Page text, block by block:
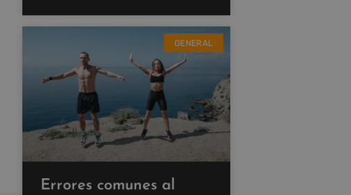
GENERAL
Errores comunes al